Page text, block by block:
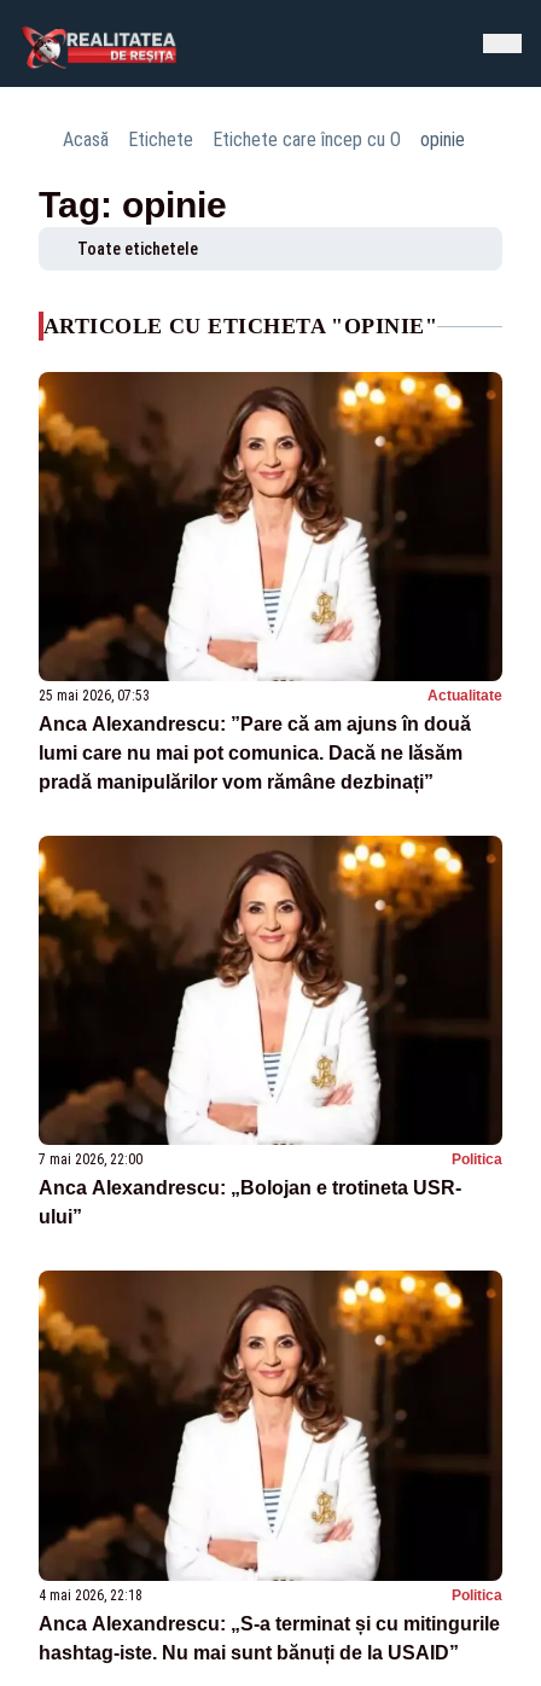
Acasă Etichete Etichete care încep cu O opinie
Tag: opinie
Toate etichetele
ARTICOLE CU ETICHETA "OPINIE"
25 mai 2026, 07:53 Actualitate
Anca Alexandrescu: ”Pare că am ajuns în două
lumi care nu mai pot comunica. Dacă ne lăsăm
pradă manipulărilor vom rămâne dezbinați”
7 mai 2026, 22:00 Politica
Anca Alexandrescu: „Bolojan e trotineta USR-
ului”
4 mai 2026, 22:18 Politica
Anca Alexandrescu: „S-a terminat și cu mitingurile
hashtag-iste. Nu mai sunt bănuți de la USAID”